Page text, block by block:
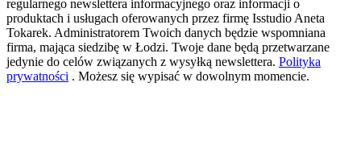
regularnego newslettera informacyjnego oraz informacji o
produktach i usługach oferowanych przez firmę Isstudio Aneta
Tokarek. Administratorem Twoich danych będzie wspomniana
firma, mająca siedzibę w Łodzi. Twoje dane będą przetwarzane
jedynie do celów związanych z wysyłką newslettera. Polityka
prywatności . Możesz się wypisać w dowolnym momencie.